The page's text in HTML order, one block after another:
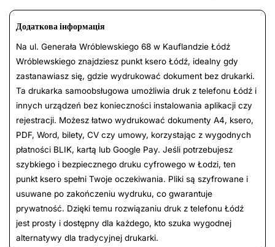
Додаткова інформація
Na ul. Generała Wróblewskiego 68 w Kauflandzie Łódź
Wróblewskiego znajdziesz punkt ksero Łódź, idealny gdy
zastanawiasz się, gdzie wydrukować dokument bez drukarki.
Ta drukarka samoobsługowa umożliwia druk z telefonu Łódź i
innych urządzeń bez konieczności instalowania aplikacji czy
rejestracji. Możesz łatwo wydrukować dokumenty A4, ksero,
PDF, Word, bilety, CV czy umowy, korzystając z wygodnych
płatności BLIK, kartą lub Google Pay. Jeśli potrzebujesz
szybkiego i bezpiecznego druku cyfrowego w Łodzi, ten
punkt ksero spełni Twoje oczekiwania. Pliki są szyfrowane i
usuwane po zakończeniu wydruku, co gwarantuje
prywatność. Dzięki temu rozwiązaniu druk z telefonu Łódź
jest prosty i dostępny dla każdego, kto szuka wygodnej
alternatywy dla tradycyjnej drukarki.